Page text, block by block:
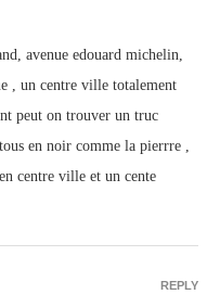
avenue edouard michelin,
, un centre ville totalement
peut on trouver un truc
en noir comme la pierrre ,
centre ville et un cente
REPLY